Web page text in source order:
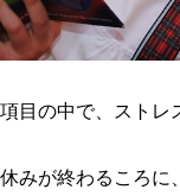
目の中で、ストレ
みが終わるころに